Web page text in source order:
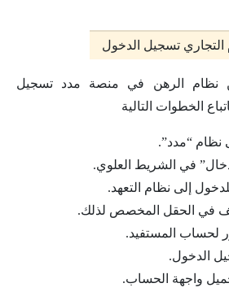
التجاري تسجيل الدخول
نظام الرهن في منصة مدد تسجيل
الخطوات التالية
نظام “مدد”.
في الشريط العلوي.
إلى نظام التعهد.
في الحقل المخصص لذلك.
لحساب المستفيد.
الدخول.
واجهة الحساب.